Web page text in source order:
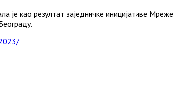
је као резултат заједничке иницијативе Мреже